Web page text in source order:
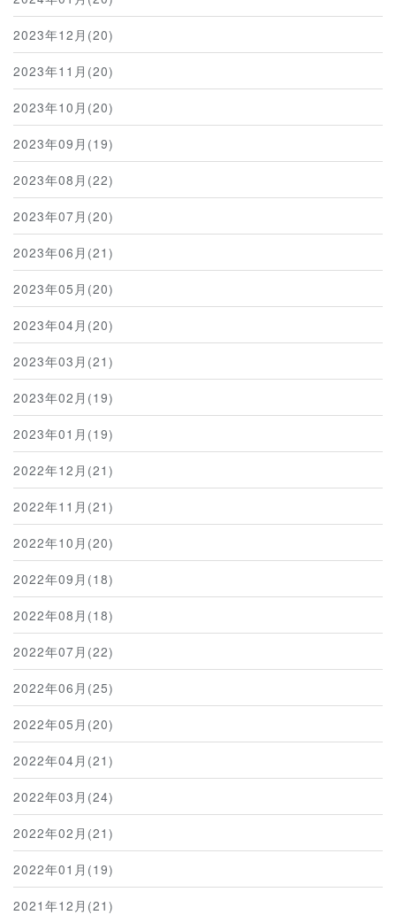
2023年12月(20)
2023年11月(20)
2023年10月(20)
2023年09月(19)
2023年08月(22)
2023年07月(20)
2023年06月(21)
2023年05月(20)
2023年04月(20)
2023年03月(21)
2023年02月(19)
2023年01月(19)
2022年12月(21)
2022年11月(21)
2022年10月(20)
2022年09月(18)
2022年08月(18)
2022年07月(22)
2022年06月(25)
2022年05月(20)
2022年04月(21)
2022年03月(24)
2022年02月(21)
2022年01月(19)
2021年12月(21)